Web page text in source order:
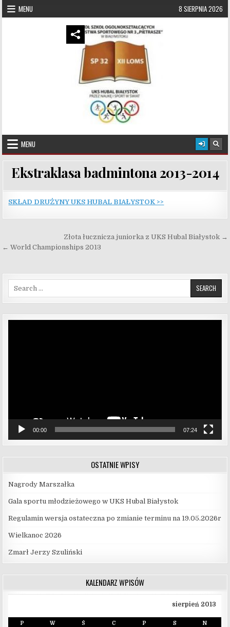
Skip to content
MENU 8 SIERPNIA 2026
UKS Hubal Białystok
MENU
Ekstraklasa badmintona 2013-2014
SKŁAD DRUŻYNY UKS HUBAL BIAŁYSTOK >>
Nawigacja wpisuZłota łucznicza juniorka z UKS Hubal Białystok →
← World Championships 2013
Search for:
00:00 07:24
OSTATNIE WPISY
Nagrody Marszałka
Gala sportu młodzieżowego w UKS Hubal Białystok
Regulamin wersja ostateczna po zmianie terminu na 19.05.2026r
Wielkanoc 2026
Zmarł Jerzy Szuliński
KALENDARZ WPISÓW
sierpień 2013
P W Ś C P S N